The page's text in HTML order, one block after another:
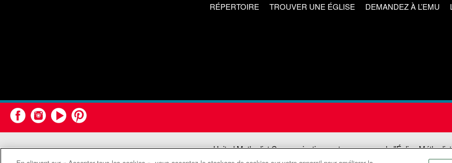
RÉPERTOIRE TROUVER UNE ÉGLISE DEMANDEZ À L’EMU
United Methodist Communications est une agence de l'Église